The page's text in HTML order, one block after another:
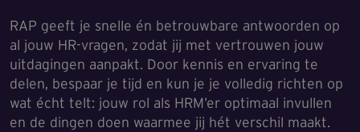
RAP geeft je snelle én betrouwbare antwoorden op
al jouw HR-vragen, zodat jij met vertrouwen jouw
uitdagingen aanpakt. Door kennis en ervaring te
delen, bespaar je tijd en kun je je volledig richten op
wat écht telt: jouw rol als HRM’er optimaal invullen
en de dingen doen waarmee jij hét verschil maakt.